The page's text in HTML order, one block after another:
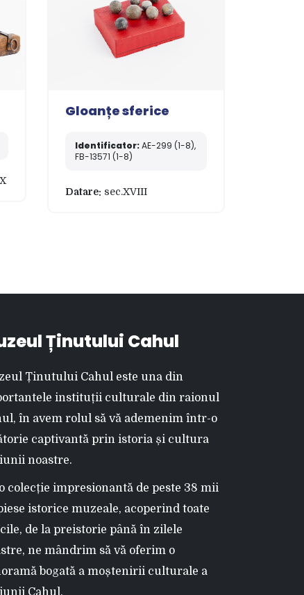
Gloanțe sferice
Identificator:AE-299 (1-8),
FB-13571 (1-8)
Datare: sec.XVIII
Ținutului Cahul
Ținutului Cahul este una din
instituții culturale din raionul
în avem rolul să vă ademenim într-o
captivantă prin istoria și cultura
noastre.
colecție impresionantă de peste 38 mii
istorice muzeale, acoperind toate
de la preistorie până în zilele
ne mândrim să vă oferim o
bogată a moștenirii culturale a
Cahul.